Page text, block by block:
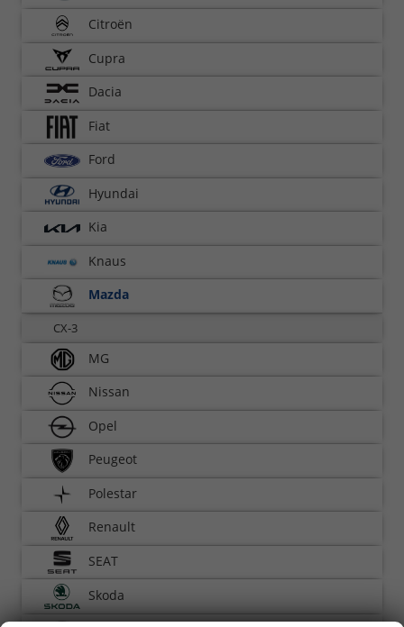
Citroën
Cupra
Dacia
Fiat
Ford
Hyundai
Kia
Knaus
Mazda
CX-3
MG
Nissan
Opel
Peugeot
Polestar
Renault
SEAT
Skoda